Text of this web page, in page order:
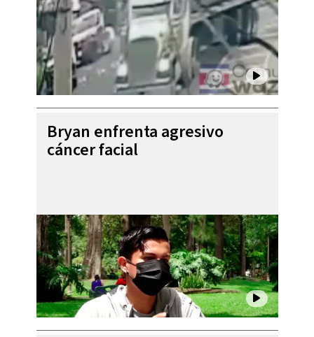
Bryan enfrenta agresivo
cáncer facial